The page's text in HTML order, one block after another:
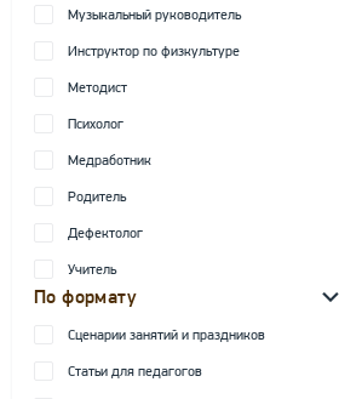
Музыкальный руководитель
Инструктор по физкультуре
Методист
Психолог
Медработник
Родитель
Дефектолог
Учитель
По формату
Сценарии занятий и праздников
Статьи для педагогов